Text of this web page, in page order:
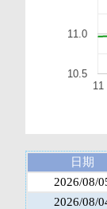
11
10.5
11.0
日期
2026/08/
2026/08/